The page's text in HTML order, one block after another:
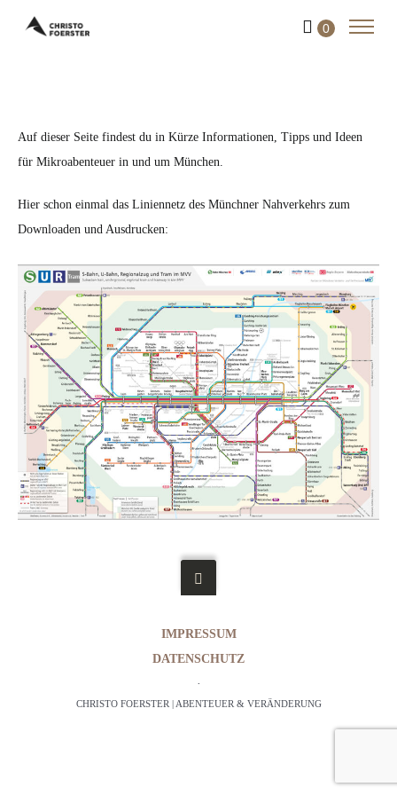
0
Auf dieser Seite findest du in Kürze Informationen, Tipps und Ideen
für Mikroabenteuer in und um München.
Hier schon einmal das Liniennetz des Münchner Nahverkehrs zum
Downloaden und Ausdrucken:
IMPRESSUM
DATENSCHUTZ
·
CHRISTO FOERSTER | ABENTEUER & VERÄNDERUNG